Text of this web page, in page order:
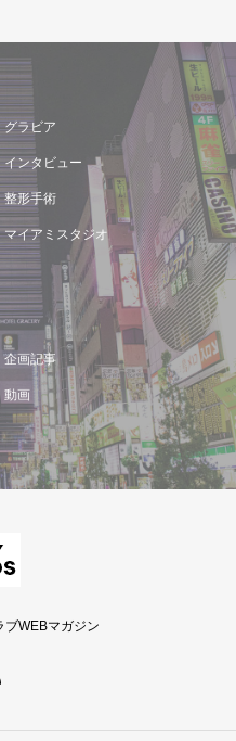
グラビア
インタビュー
整形手術
マイアミスタジオ
企画記事
動画
ブWEBマガジン